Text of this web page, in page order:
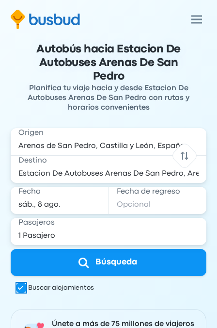
Autobús hacia Estacion De
Autobuses Arenas De San
Pedro
Planifica tu viaje hacia y desde Estacion De
Autobuses Arenas De San Pedro con rutas y
horarios convenientes
Origen
Destino
Fecha Fecha de regreso
Pasajeros
Búsqueda
Buscar alojamientos
Únete a más de 75 millones de viajeros